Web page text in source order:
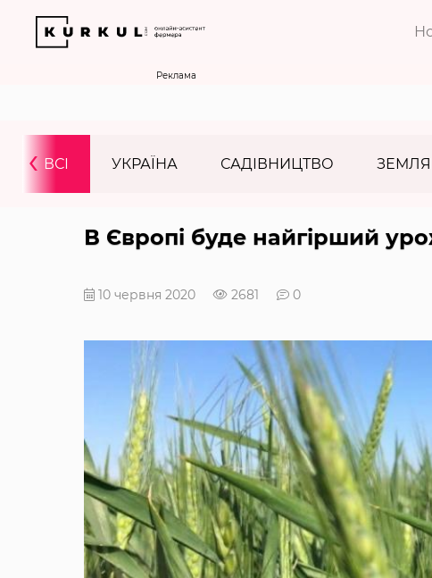
Реклама
ВСІ УКРАЇНА САДІВНИЦТВО ЗЕМЛЯ
‹
В Європі буде найгірший
10 червня 2020 2681 0